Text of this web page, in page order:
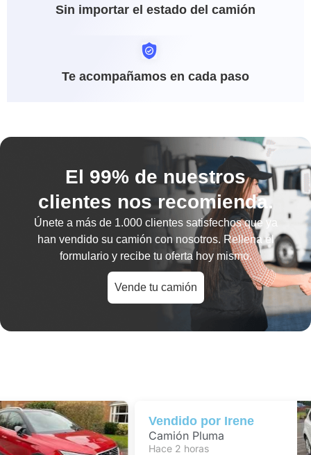
Sin importar el estado del camión
Te acompañamos en cada paso
El 99% de nuestros
clientes nos recomienda.
Únete a más de 1.000 clientes satisfechosque ya
han vendido su camión con nosotros. Rellena el
formulario y recibe tu oferta hoy mismo.
Vende tu camión
Vendido porIrene
Camión Pluma
Hace 2 horas